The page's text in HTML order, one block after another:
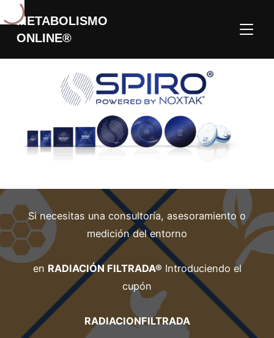
METABOLISMO
ONLINE®
Si necesitas una consultoría, asesoramiento o
medición del entorno
en RADIACIÓN FILTRADA® Introduciendo el
cupón
RADIACIONFILTRADA